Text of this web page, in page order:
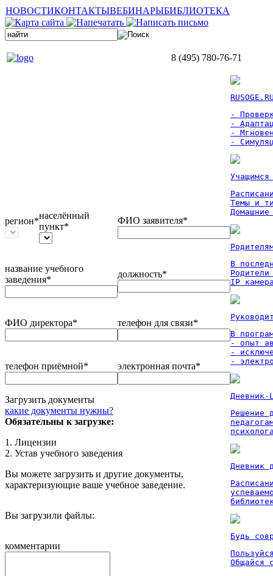
НОВОСТИКОНТАКТЫВЕБИНАРЫБИБЛИОТЕКА
8 (495) 780-76-71
регион*
населённый
пункт*
ФИО заявителя*
название учебного
заведения*
должность*
ФИО директора* телефон для связи*
телефон приёмной* электронная почта*
Загрузить документы
какие документы нужны?
Обязательны к загрузке:
1. Лицензии
2. Устав учебного заведения
Вы можете загрузить и другие документы,
характеризующие ваше учебное заведение.
Вы загрузили файлы:
комментарии
-
-
-
-
Темы и
Домашние
В
IP
В
- опыт
-
-
Дневник-
Решение
Дневник
Будь
Общайся